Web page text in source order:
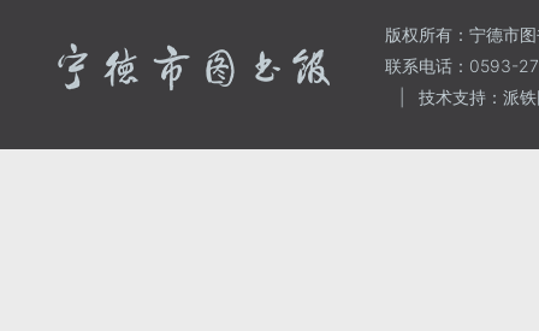
版权所有：宁德市
联系电话：0593-
技术支持：派